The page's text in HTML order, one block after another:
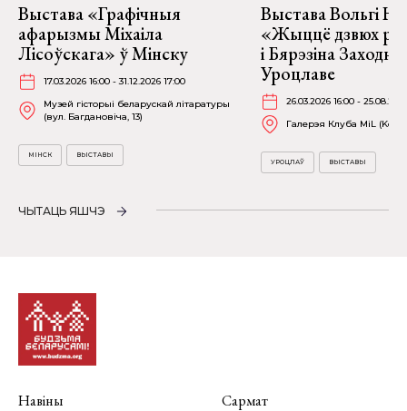
Выстава «Графічныя
афарызмы Міхаіла
Лісоўскага» ў Мінску
17.03.2026 16:00 - 31.12.2026 17:00
Музей гісторыі беларускай літаратуры
(вул. Багдановіча, 13)
МІНСК ВЫСТАВЫ
Выстава Вольгі
«Жыццё дзвюх
і Бярэзіна
Уроцлаве
26.03.2026 16:00 -
Галерэя Клуба MiL
УРОЦЛАЎ ВЫСТАВЫ
ЧЫТАЦЬ ЯШЧЭ
Навіны
Сармат